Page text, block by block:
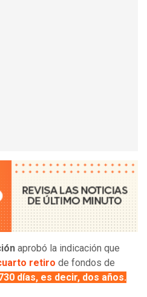
aprobó la indicación que
retiro de fondos de
días, es decir, dos años.